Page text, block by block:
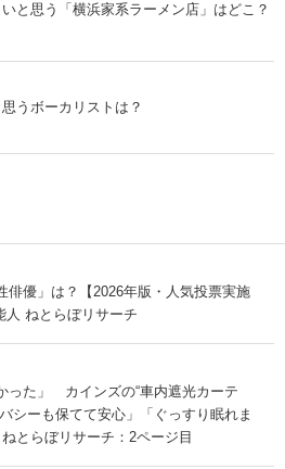
と思う「横浜家系ラーメン店」はどこ？
うボーカリストは？
俳優」は？【2026年版・人気投票実施
人 ねとらぼリサーチ
った」 カインズの“車内遮光カーテ
シーも保てて安心」「ぐっすり眠れま
とらぼリサーチ：2ページ目